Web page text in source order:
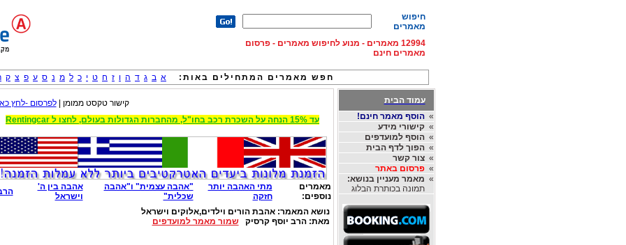
חיפוש
מאמרים
12994 מאמרים - מנוע לחיפוש מאמרים - פרסום
מאמרים חינם
חפש מאמרים המתחילים באות: א ב ג ד ה ו ז ח ט י כ ל מ נ ס ע פ צ ק
עמוד הבית
»הוסף מאמר חינם!
»קישורי מידע
»הוסף למועדפים
»הפוך לדף הבית
»צור קשר
»פרסום באתר
» מאמר מעניין בנושא:
תמונה בכותרת הבלוג
קישור טקסט ממומן |לפרסום -לחץ
עד 15% הנחה על השכרת רכב בחו"ל, מהחברות הגדולות בעולם, לחצו ל Rentingcar
מאמרים
נוספים:
מתי האהבה יותר
חזקה
"אהבה עצמית" ו"אהבה
שכלית"
אהבה בין ה'
וישראל
נושא המאמר:אהבת הורים וילדים,אלוקים וישראל
מאת:הרב יוסף קרסיקשמור מאמר למועדפים